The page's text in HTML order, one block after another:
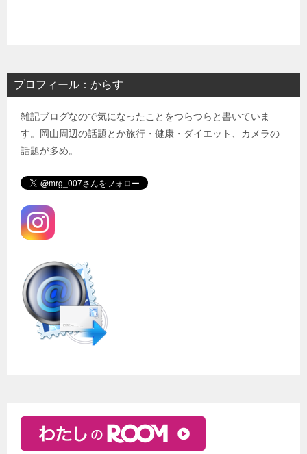
プロフィール：からす
雑記ブログなので気になったことをつらつらと書いていま
す。岡山周辺の話題とか旅行・健康・ダイエット、カメラの
話題が多め。